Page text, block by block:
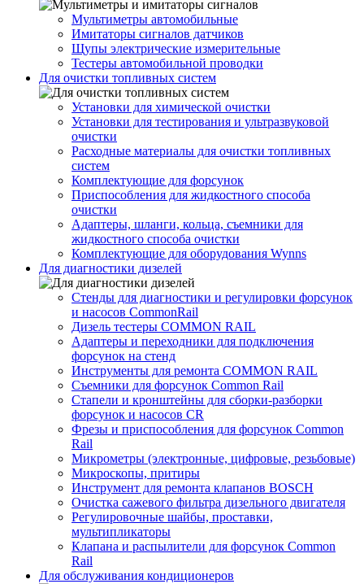
Мультиметры автомобильные
Имитаторы сигналов датчиков
Щупы электрические измерительные
Тестеры автомобильной проводки
Для очистки топливных систем
Установки для химической очистки
Установки для тестирования и ультразвуковой
очистки
Расходные материалы для очистки топливных
систем
Комплектующие для форсунок
Приспособления для жидкостного способа
очистки
Адаптеры, шланги, кольца, съемники для
жидкостного способа очистки
Комплектующие для оборудования Wynns
Для диагностики дизелей
Стенды для диагностики и регулировки форсунок
и насосов CommonRail
Дизель тестеры COMMON RAIL
Адаптеры и переходники для подключения
форсунок на стенд
Инструменты для ремонта COMMON RAIL
Съемники для форсунок Common Rail
Стапели и кронштейны для сборки-разборки
форсунок и насосов CR
Фрезы и приспособления для форсунок Common
Rail
Микрометры (электронные, цифровые, резьбовые)
Микроскопы, притиры
Инструмент для ремонта клапанов BOSCH
Очистка сажевого фильтра дизельного двигателя
Регулировочные шайбы, проставки,
мультипликаторы
Клапана и распылители для форсунок Common
Rаil
Для обслуживания кондиционеров